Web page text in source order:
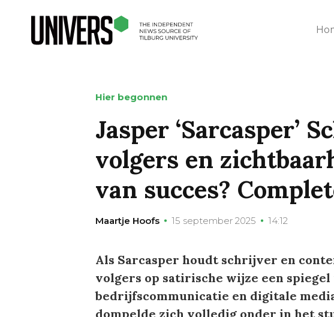
Hier begonnen
Jasper ‘Sarcasper’
volgers en
van succes?
Maartje Hoofs 15 september 2025 14:12
Als Sarcasper houdt schrijver en
volgers op satirische wijze een
bedrijfscommunicatie en digitale
dompelde zich volledig onder in het